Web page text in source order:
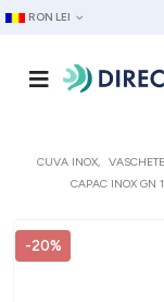
RON LEI
CUVA INOX,
CAPAC INOX GN
-20%